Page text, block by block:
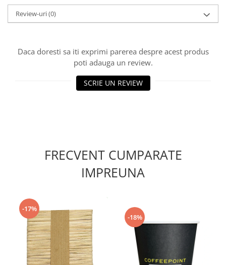
Review-uri(0)
Daca doresti sa iti exprimi parerea despre acest produs
poti adauga un review.
SCRIE UN REVIEW
FRECVENT CUMPARATE
IMPREUNA
-17%
-18%